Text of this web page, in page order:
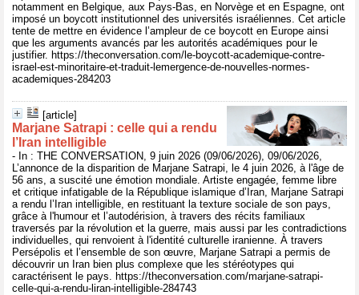
notamment en Belgique, aux Pays-Bas, en Norvège et en Espagne, ont
imposé un boycott institutionnel des universités israéliennes. Cet article
tente de mettre en évidence l’ampleur de ce boycott en Europe ainsi
que les arguments avancés par les autorités académiques pour le
justifier. https://theconversation.com/le-boycott-academique-contre-
israel-est-minoritaire-et-traduit-lemergence-de-nouvelles-normes-
academiques-284203
[article]
Marjane Satrapi : celle qui a rendu
l’Iran intelligible
- In : THE CONVERSATION, 9 juin 2026 (09/06/2026), 09/06/2026,
L’annonce de la disparition de Marjane Satrapi, le 4 juin 2026, à l'âge de
56 ans, a suscité une émotion mondiale. Artiste engagée, femme libre
et critique infatigable de la République islamique d’Iran, Marjane Satrapi
a rendu l’Iran intelligible, en restituant la texture sociale de son pays,
grâce à l'humour et l’autodérision, à travers des récits familiaux
traversés par la révolution et la guerre, mais aussi par les contradictions
individuelles, qui renvoient à l'identité culturelle iranienne. À travers
Persépolis et l’ensemble de son œuvre, Marjane Satrapi a permis de
découvrir un Iran bien plus complexe que les stéréotypes qui
caractérisent le pays. https://theconversation.com/marjane-satrapi-
celle-qui-a-rendu-liran-intelligible-284743